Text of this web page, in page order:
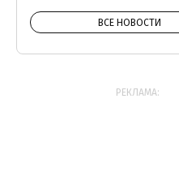
ВСЕ НОВОСТИ
РЕКЛАМА: